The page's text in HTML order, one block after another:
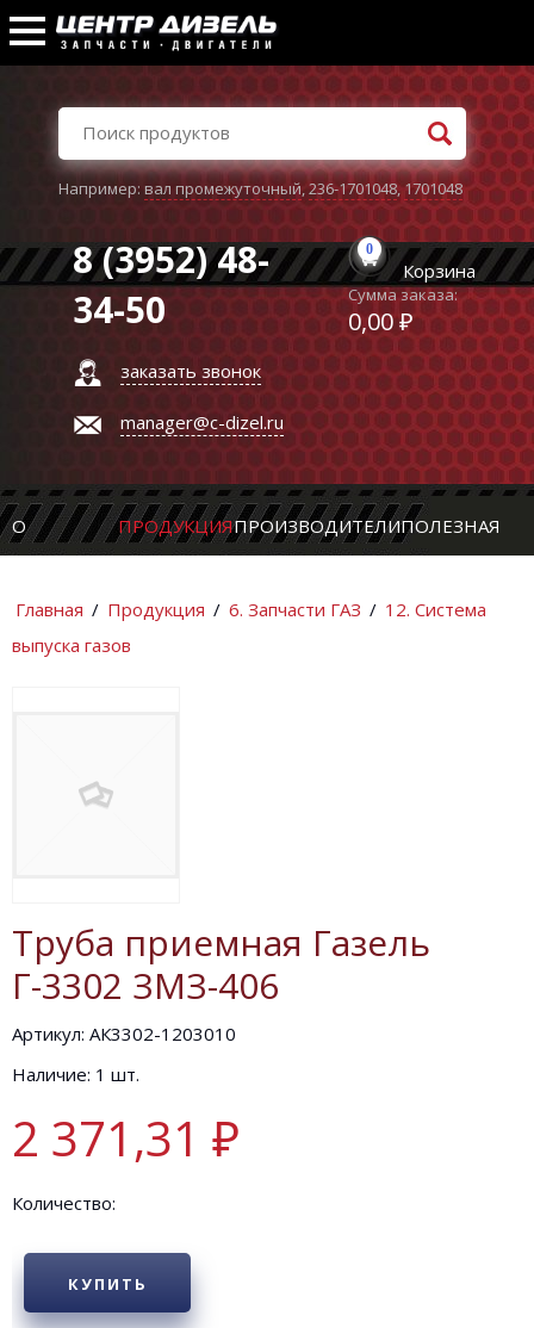
Например:вал промежуточный,236-1701048,1701048
8 (3952) 48-
34-50
заказать звонок
manager@c-dizel.ru
0
Корзина
Сумма заказа:
0,00 ₽
О ПРОДУКЦИЯПРОИЗВОДИТЕЛИПОЛЕЗНАЯ
Главная / Продукция / 6. Запчасти ГАЗ / 12. Система
выпуска газов
Труба приемная Газель
Г-3302 ЗМЗ-406
Артикул: АК3302-1203010
Наличие: 1 шт.
2 371,31 ₽
Количество:
КУПИТЬ